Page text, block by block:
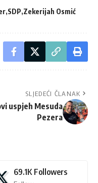
SDP Zekerijah Osmić
SLJEDEĆI ČLANAK
uspjeh Mesuda
Pezera
69.1K Followers